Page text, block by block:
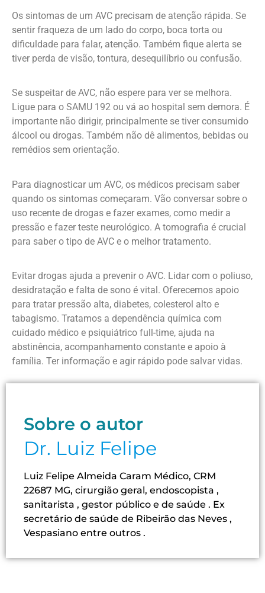
Os sintomas de um AVC precisam de atenção rápida. Se
sentir fraqueza de um lado do corpo, boca torta ou
dificuldade para falar, atenção. Também fique alerta se
tiver perda de visão, tontura, desequilíbrio ou confusão.
Se suspeitar de AVC, não espere para ver se melhora.
Ligue para o SAMU 192 ou vá ao hospital sem demora. É
importante não dirigir, principalmente se tiver consumido
álcool ou drogas. Também não dê alimentos, bebidas ou
remédios sem orientação.
Para diagnosticar um AVC, os médicos precisam saber
quando os sintomas começaram. Vão conversar sobre o
uso recente de drogas e fazer exames, como medir a
pressão e fazer teste neurológico. A tomografia é crucial
para saber o tipo de AVC e o melhor tratamento.
Evitar drogas ajuda a prevenir o AVC. Lidar com o poliuso,
desidratação e falta de sono é vital. Oferecemos apoio
para tratar pressão alta, diabetes, colesterol alto e
tabagismo. Tratamos a dependência química com
cuidado médico e psiquiátrico full-time, ajuda na
abstinência, acompanhamento constante e apoio à
família. Ter informação e agir rápido pode salvar vidas.
Sobre o autor
Dr. Luiz Felipe
Luiz Felipe Almeida Caram Médico, CRM
22687 MG, cirurgião geral, endoscopista ,
sanitarista , gestor público e de saúde . Ex
secretário de saúde de Ribeirão das Neves ,
Vespasiano entre outros .